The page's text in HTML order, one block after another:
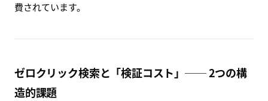
費されています。
ゼロクリック検索と「検証コスト」── 2つの構
造的課題